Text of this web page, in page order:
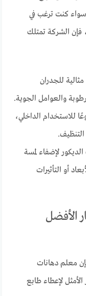
سواء كنت ترغب في
فإن الشركة تمتلك
مثالية للجدران
والعوامل الجوية.
للاستخدام الداخلي،
لإضفاء لمسة
أو التأثيرات
الأفضل
معلم دهانات
الأمثل لإعطاء طابع